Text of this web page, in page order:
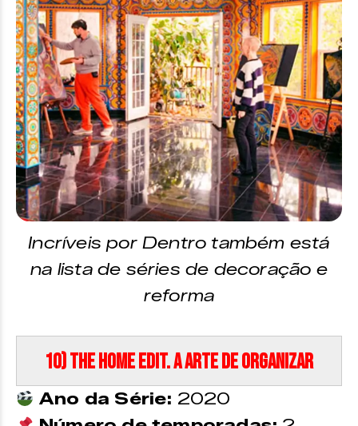
Incríveis por Dentro também está
na lista de séries de decoração e
reforma
10) The Home Edit. A Arte de Organizar
Ano da Série: 2020